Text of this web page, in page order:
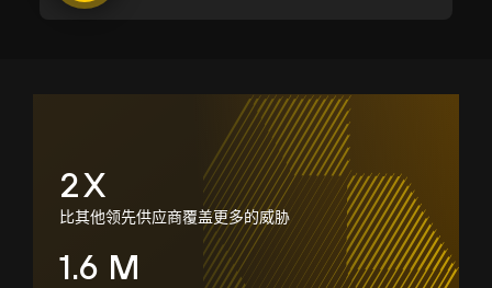
2X
比其他领先供应商覆盖更多的威胁
1.6 M